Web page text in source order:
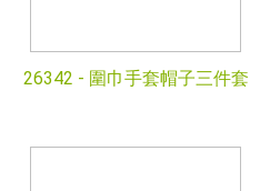
26342 - 圍巾手套帽子三件套